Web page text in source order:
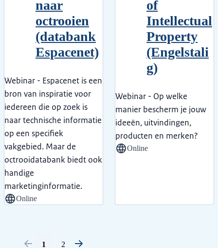
naar
octrooien
(databank
Espacenet)
Webinar - Espacenet is een
bron van inspiratie voor
iedereen die op zoek is
naar technische informatie
op een specifiek
vakgebied. Maar de
octrooidatabank biedt ook
handige
marketinginformatie.
Online
of
Intellectual
Property
(Engelstali
g)
Webinar - Op welke
manier bescherm je jouw
ideeën, uitvindingen,
producten en merken?
Online
Vorige
1 2